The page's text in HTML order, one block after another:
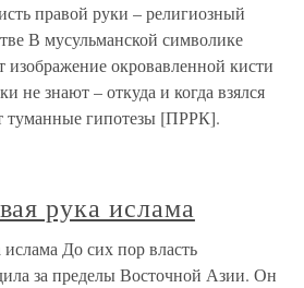
правой руки – религиозный
В мусульманской символике
изображение окровавленной кисти
не знают – откуда и когда взялся
туманные гипотезы [ПРРК].
рука ислама
До сих пор власть
за пределы Восточной Азии. Он